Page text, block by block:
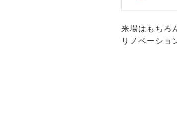
来場はもちろ
リノベーショ